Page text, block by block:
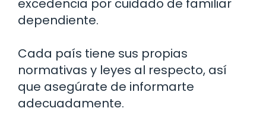
excedencia por cuidado de familiar
dependiente.
Cada país tiene sus propias
normativas y leyes al respecto, así
que asegúrate de informarte
adecuadamente.